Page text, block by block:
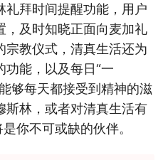
礼拜时间提醒功能，用户
，及时知晓正面向麦加礼
宗教仪式，清真生活还为
功能，以及每日“一
够每天都接受到精神的滋
斯林，或者对清真生活有
你不可或缺的伙伴。